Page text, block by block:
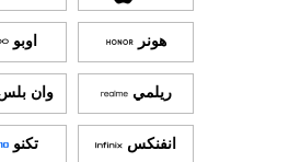
هونر اوبو
ريلمي وان
انفنكس تكنو